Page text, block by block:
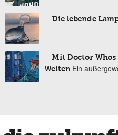
Die lebende
Mit Doctor Whos
Welten Ein